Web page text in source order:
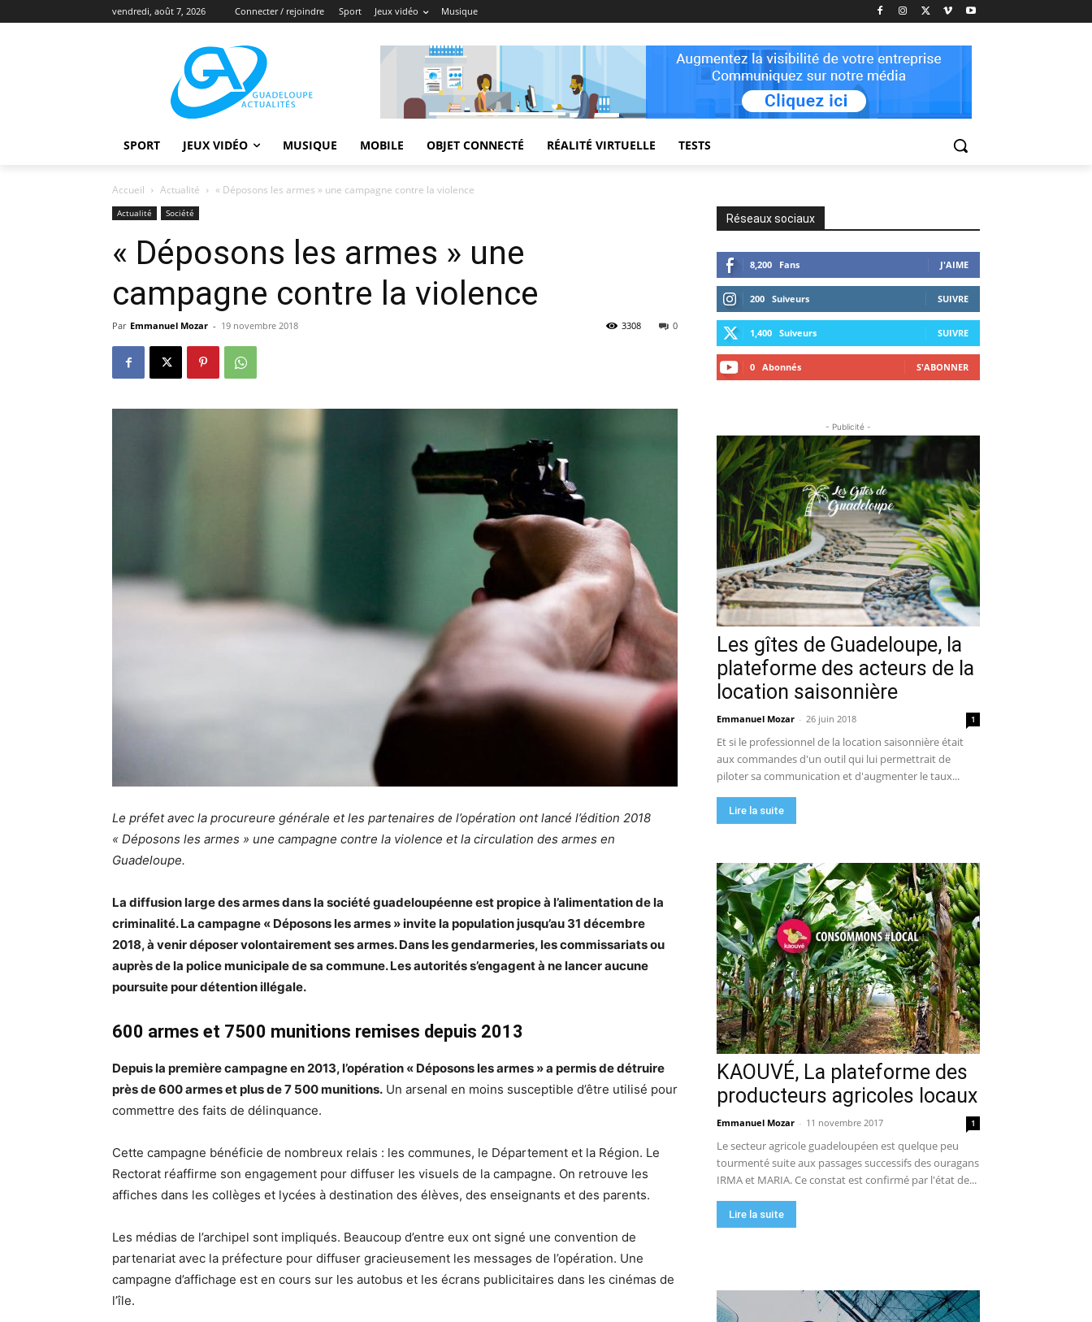
vendredi, août 7, 2026 Connecter / rejoindre Sport Jeux vidéo Musique
SPORT JEUX VIDÉO MUSIQUE MOBILE OBJET CONNECTÉ RÉALITÉ VIRTUELLE TESTS
Accueil Actualité « Déposons les armes » une campagne contre la violence
Actualité Société
« Déposons les armes » une
campagne contre la violence
Par Emmanuel Mozar - 19 novembre 2018 0
3308
Le préfet avec la procureure générale et les partenaires de l’opération ont lancé l’édition 2018
« Déposons les armes » une campagne contre la violence et la circulation des armes en
Guadeloupe.
La diffusion large des armes dans la société guadeloupéenne est propice à l’alimentation de la
criminalité. La campagne « Déposons les armes » invite la population jusqu’au 31 décembre
2018, à venir déposer volontairement ses armes. Dans les gendarmeries, les commissariats ou
auprès de la police municipale de sa commune. Les autorités s’engagent à ne lancer aucune
poursuite pour détention illégale.
600 armes et 7500 munitions remises depuis 2013
Depuis la première campagne en 2013, l’opération « Déposons les armes » a permis de détruire
près de 600 armes et plus de 7 500 munitions. Un arsenal en moins susceptible d’être utilisé pour
commettre des faits de délinquance.
Cette campagne bénéficie de nombreux relais : les communes, le Département et la Région. Le
Rectorat réaffirme son engagement pour diffuser les visuels de la campagne. On retrouve les
affiches dans les collèges et lycées à destination des élèves, des enseignants et des parents.
Les médias de l’archipel sont impliqués. Beaucoup d’entre eux ont signé une convention de
partenariat avec la préfecture pour diffuser gracieusement les messages de l’opération. Une
campagne d’affichage est en cours sur les autobus et les écrans publicitaires dans les cinémas de
l’île.
Réseaux sociaux
8,200 Fans J'AIME
200 Suiveurs SUIVRE
1,400 Suiveurs SUIVRE
0 Abonnés S'ABONNER
- Publicité -
Les gîtes de Guadeloupe, la
plateforme des acteurs de la
location saisonnière
Emmanuel Mozar - 26 juin 2018 1
Et si le professionnel de la location saisonnière était
aux commandes d'un outil qui lui permettrait de
piloter sa communication et d'augmenter le taux...
Lire la suite
KAOUVÉ, La plateforme des
producteurs agricoles locaux
Emmanuel Mozar - 11 novembre 2017 1
Le secteur agricole guadeloupéen est quelque peu
tourmenté suite aux passages successifs des ouragans
IRMA et MARIA. Ce constat est confirmé par l'état de...
Lire la suite